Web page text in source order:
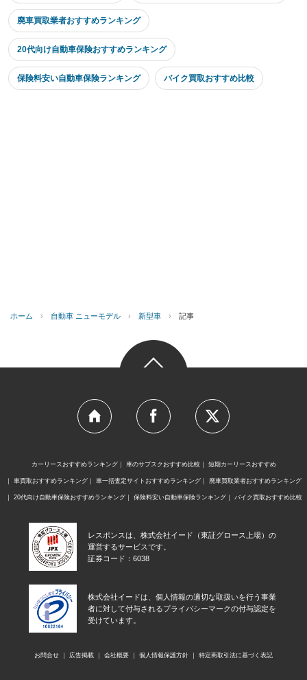
廃車買取業者おすすめランキング
20代向け自動車保険おすすめランキング
保険料安い自動車保険ランキング バイク買取おすすめ比較
ホーム › 自動車 ニューモデル › 新型車 › 記事
カーリースおすすめランキング 車のサブスクおすすめ比較 短期カーリースおすすめ
車買取おすすめランキング 車一括査定サイトおすすめランキング 廃車買取業者おすすめランキング
20代向け自動車保険おすすめランキング 保険料安い自動車保険ランキング バイク買取おすすめ比較
レスポンスは、株式会社イード（東証グロース上場）の
運営するサービスです。
証券コード：6038
株式会社イードは、個人情報の適切な取扱いを行う事業
者に対して付与されるプライバシーマークの付与認定を
受けています。
お問合せ 広告掲載 会社概要 個人情報保護方針 特定商取引法に基づく表記